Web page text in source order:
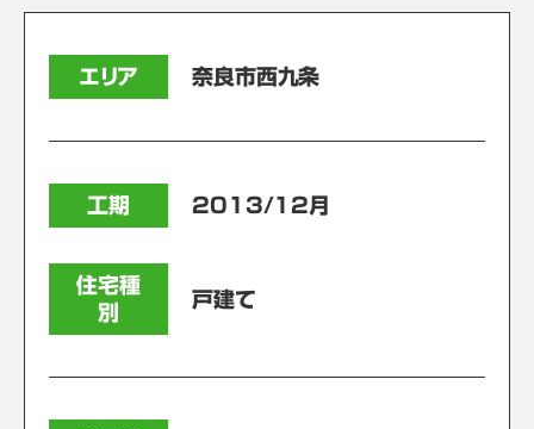
エリア 奈良市西九条
工期 2013/12月
住宅種
別
戸建て